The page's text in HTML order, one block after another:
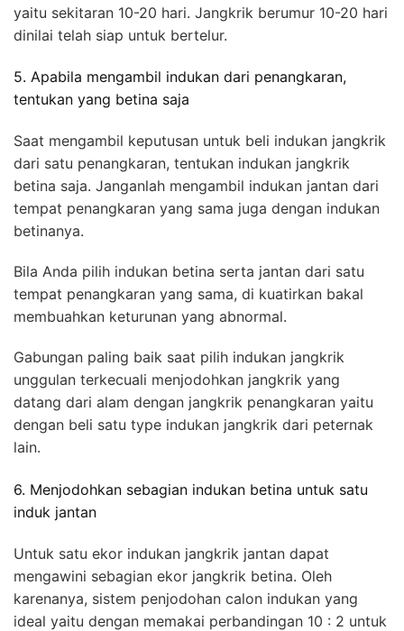
yaitu sekitaran 10-20 hari. Jangkrik berumur 10-20 hari
dinilai telah siap untuk bertelur.
5. Apabila mengambil indukan dari penangkaran,
tentukan yang betina saja
Saat mengambil keputusan untuk beli indukan jangkrik
dari satu penangkaran, tentukan indukan jangkrik
betina saja. Janganlah mengambil indukan jantan dari
tempat penangkaran yang sama juga dengan indukan
betinanya.
Bila Anda pilih indukan betina serta jantan dari satu
tempat penangkaran yang sama, di kuatirkan bakal
membuahkan keturunan yang abnormal.
Gabungan paling baik saat pilih indukan jangkrik
unggulan terkecuali menjodohkan jangkrik yang
datang dari alam dengan jangkrik penangkaran yaitu
dengan beli satu type indukan jangkrik dari peternak
lain.
6. Menjodohkan sebagian indukan betina untuk satu
induk jantan
Untuk satu ekor indukan jangkrik jantan dapat
mengawini sebagian ekor jangkrik betina. Oleh
karenanya, sistem penjodohan calon indukan yang
ideal yaitu dengan memakai perbandingan 10 : 2 untuk